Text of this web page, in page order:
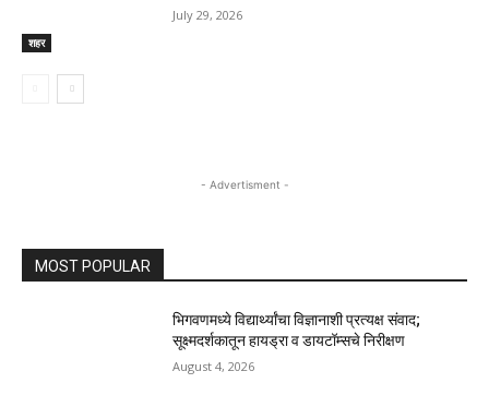
शहर
July 29, 2026
- Advertisment -
MOST POPULAR
भिगवणमध्ये विद्यार्थ्यांचा विज्ञानाशी प्रत्यक्ष संवाद;
सूक्ष्मदर्शकातून हायड्रा व डायटॉम्सचे निरीक्षण
August 4, 2026